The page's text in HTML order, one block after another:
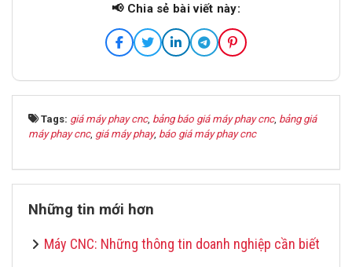
📢 Chia sẻ bài viết này:
Tags: giá máy phay cnc, bảng báo giá máy phay cnc, bảng giá
máy phay cnc, giá máy phay, báo giá máy phay cnc
Những tin mới hơn
Máy CNC: Những thông tin doanh nghiệp cần biết